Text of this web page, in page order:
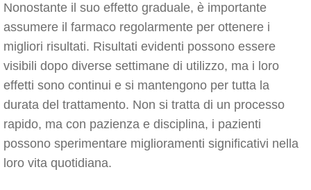
Nonostante il suo effetto graduale, è importante
assumere il farmaco regolarmente per ottenere i
migliori risultati. Risultati evidenti possono essere
visibili dopo diverse settimane di utilizzo, ma i loro
effetti sono continui e si mantengono per tutta la
durata del trattamento. Non si tratta di un processo
rapido, ma con pazienza e disciplina, i pazienti
possono sperimentare miglioramenti significativi nella
loro vita quotidiana.